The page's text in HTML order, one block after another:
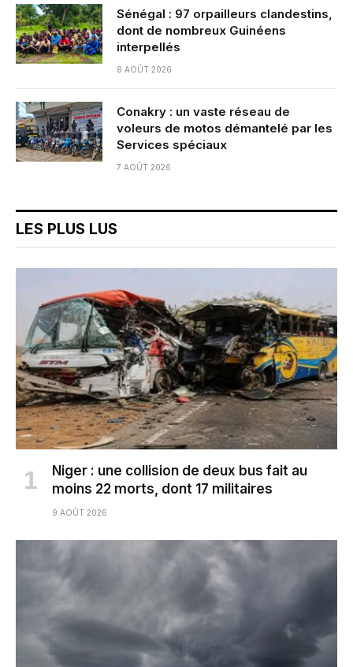
Sénégal : 97 orpailleurs clandestins,
dont de nombreux Guinéens
interpellés
8 AOÛT 2026
Conakry : un vaste réseau de
voleurs de motos démantelé par les
Services spéciaux
7 AOÛT 2026
LES PLUS LUS
Niger : une collision de deux bus fait au
moins 22 morts, dont 17 militaires
9 AOÛT 2026